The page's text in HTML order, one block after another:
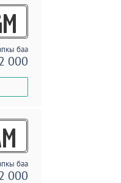
баа
000
баа
000